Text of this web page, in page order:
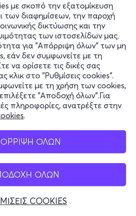
με σκοπό την εξατομίκευση
των διαφημίσεων, την παροχή
δικτύωσης και την
των ιστοσελίδων μας.
για "Απόρριψη όλων" των μη
εάν δεν συμφωνείτε με τη
να ορίσετε τις δικές σας
κλικ στο "Ρυθμίσεις cookies".
με τη χρήση των cookies,
"Αποδοχή όλων".Για
πληροφορίες, ανατρέξτε στην
.
ΟΛΩΝ
ΟΛΩΝ
COOKIES